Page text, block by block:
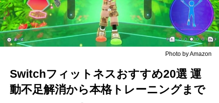
Photo by Amazon
Switchフィットネスおすすめ20選 運
動不足解消から本格トレーニングまで